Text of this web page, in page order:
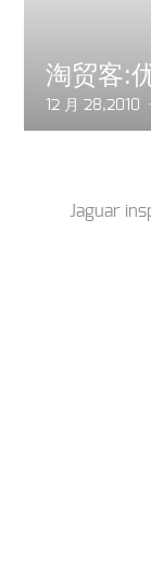
淘贸客:
12 月 28,2010
Jaguar